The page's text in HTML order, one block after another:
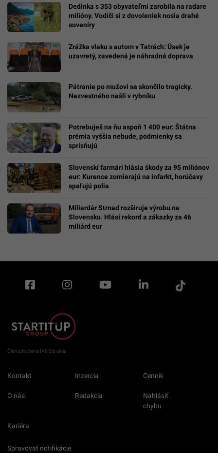
Dedinka s 353 obyvateľmi zarobila na radare
milióny. Vodiči si z dovoleniek nosia drahé
suveníry
Zrážka vlaku s autom v Tatrách: Úsek je
uzavretý, zavedená je náhradná doprava
Pátranie po mužovi sa skončilo tragicky.
Nezvestného našli v rybníku
Potrebuješ na ňu aspoň 1 400 eur: Štátna
prémia vyššia nebude, podmienky sa
sprísňujú
Slovenskí farmári hlásia škody za 95 miliónov
eur: Kurence zomierajú na infarkt, horúčavy
spaľujú polia
Miliardár Strnad rozširuje výrobu na
Slovensku. Hlási rekord a zákazky za 46
miliárd eur
Člen združenia IAB Slovakia
Kontakt Inzercia Cenník
O nás Redakcia
Nahlásiť
chybu
Kariéra
Spravovať notifikácie